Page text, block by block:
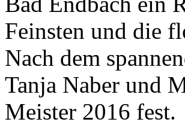
Feinsten und die
Nach dem
Tanja Naber und
Meister 2016 fest.